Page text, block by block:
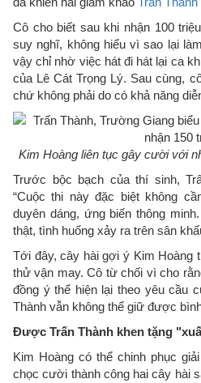
Cô cho biết sau khi nhận 100
suy nghĩ, không hiểu vì sao lại
vậy chỉ nhờ việc hát đi hát lại ca
của Lê Cát Trọng Lý. Sau cùng,
chứ không phải do có khả năng
Kim Hoàng liên tục gây cười với
Trước bộc bạch của thí sinh,
“Cuộc thi này đặc biệt không
duyên dáng, ứng biến thông
thật, tình huống xảy ra trên sân
Tới đây, cây hài gợi ý Kim Hoàng
thử vận may. Cô từ chối vì cho
đồng ý thể hiện lại theo yêu cầu
Thành vẫn không thể giữ được
Được Trấn Thành khen tặng
Kim Hoàng có thể chinh phục
chọc cười thành công hai cây hài